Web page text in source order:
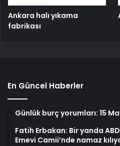
Ankara halı yıkama
fabrikası
En Güncel Haberler
Günlük burç yorumları: 15
Fatih Erbakan: Bir yanda
Emevi Camii’nde namaz